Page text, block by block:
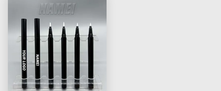
κυματιστή χάντρα υγρό
εστιατόριο packagi